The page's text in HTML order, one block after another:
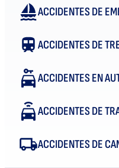
ACCIDENTES DE
ACCIDENTES DE
ACCIDENTES EN
ACCIDENTES DE
ACCIDENTES DE